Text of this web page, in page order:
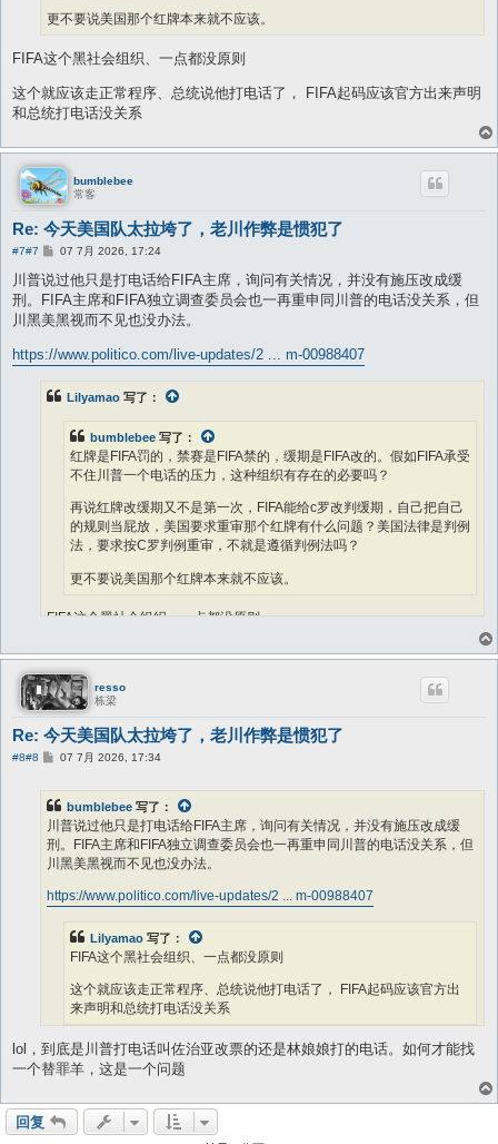
更不要说美国那个红牌本来就不应该。
FIFA这个黑社会组织、一点都没原则
这个就应该走正常程序、总统说他打电话了， FIFA起码应该官方出来声明
和总统打电话没关系
bumblebee
常客
Re: 今天美国队太拉垮了，老川作弊是惯犯了
#7#7
帖
07 7月 2026, 17:24
川普说过他只是打电话给FIFA主席，询问有关情况，并没有施压改成缓
刑。FIFA主席和FIFA独立调查委员会也一再重申同川普的电话没关系，但
川黑美黑视而不见也没办法。
https://www.politico.com/live-updates/2 ... m-00988407
Lilyamao 写了：
bumblebee 写了：
红牌是FIFA罚的，禁赛是FIFA禁的，缓期是FIFA改的。假如FIFA承受
不住川普一个电话的压力，这种组织有存在的必要吗？
再说红牌改缓期又不是第一次，FIFA能给c罗改判缓期，自己把自己
的规则当屁放，美国要求重审那个红牌有什么问题？美国法律是判例
法，要求按C罗判例重审，不就是遵循判例法吗？
更不要说美国那个红牌本来就不应该。
FIFA这个黑社会组织、一点都没原则
这个就应该走正常程序、总统说他打电话了， FIFA起码应该官方出来声明
和总统打电话没关系
resso
栋梁
Re: 今天美国队太拉垮了，老川作弊是惯犯了
#8#8
帖
07 7月 2026, 17:34
bumblebee 写了：
川普说过他只是打电话给FIFA主席，询问有关情况，并没有施压改成缓
刑。FIFA主席和FIFA独立调查委员会也一再重申同川普的电话没关系，但
川黑美黑视而不见也没办法。
https://www.politico.com/live-updates/2 ... m-00988407
Lilyamao 写了：
FIFA这个黑社会组织、一点都没原则
这个就应该走正常程序、总统说他打电话了， FIFA起码应该官方出
来声明和总统打电话没关系
lol，到底是川普打电话叫佐治亚改票的还是林娘娘打的电话。如何才能找
一个替罪羊，这是一个问题
回复